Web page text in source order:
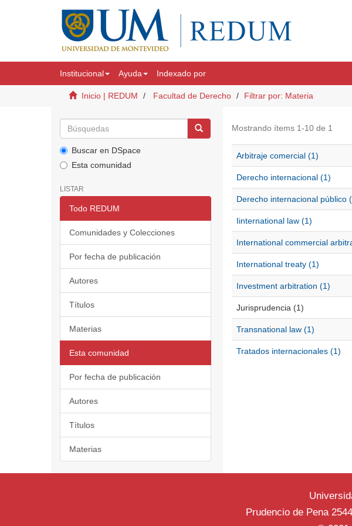
Institucional Ayuda Indexado por
Inicio | REDUM Facultad de Derecho Filtrar por: Materia
Buscar en DSpace
Esta comunidad
LISTAR
Todo REDUM
Comunidades y Colecciones
Por fecha de publicación
Autores
Títulos
Materias
Esta comunidad
Por fecha de publicación
Autores
Títulos
Materias
Mostrando ítems 1-10 de 1
Arbitraje comercial (1)
Derecho internacional (1)
Derecho internacional público
Iinternational law (1)
International commercial
International treaty (1)
Investment arbitration (1)
Jurisprudencia (1)
Transnational law (1)
Tratados internacionales (1)
Prudencio de Pena